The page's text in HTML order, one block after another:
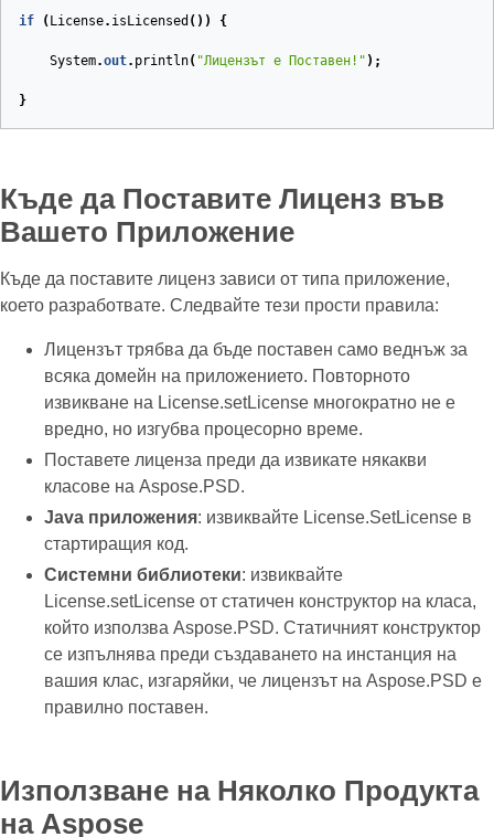
if ( License. isLicensed ()) {
System.out. println( "Лицензът е Поставен!" );
}
Къде да Поставите Лиценз във
Вашето Приложение
Къде да поставите лиценз зависи от типа приложение,
което разработвате. Следвайте тези прости правила:
Лицензът трябва да бъде поставен само веднъж за
всяка домейн на приложението. Повторното
извикване на License.setLicense многократно не е
вредно, но изгубва процесорно време.
Поставете лиценза преди да извикате някакви
класове на Aspose.PSD.
Java приложения: извиквайте License.SetLicense в
стартиращия код.
Системни библиотеки: извиквайте
License.setLicense от статичен конструктор на класа,
който използва Aspose.PSD. Статичният конструктор
се изпълнява преди създаването на инстанция на
вашия клас, изгаряйки, че лицензът на Aspose.PSD е
правилно поставен.
Използване на Няколко Продукта
на Aspose